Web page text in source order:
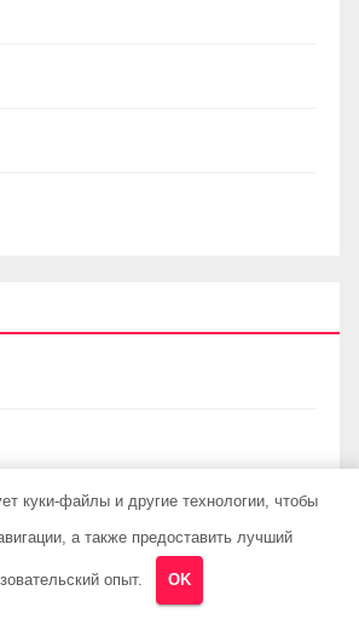
куки-файлы и другие технологии, чтобы
а также предоставить лучший
опыт. OK